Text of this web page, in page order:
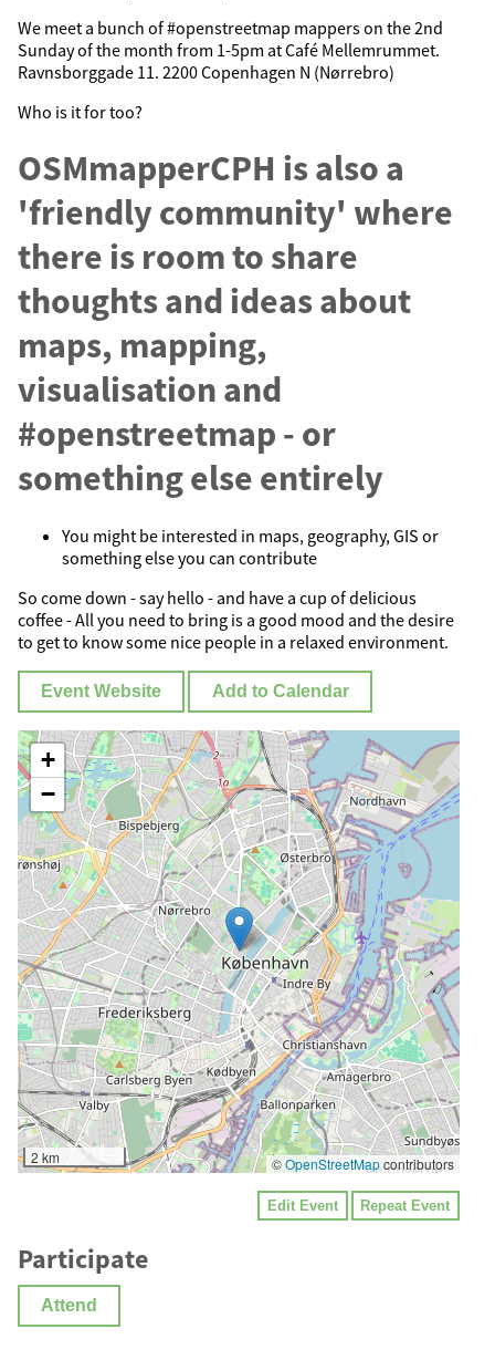
We meet a bunch of #openstreetmap mappers on the 2nd
Sunday of the month from 1-5pm at Café Mellemrummet.
Ravnsborggade 11. 2200 Copenhagen N (Nørrebro)
Who is it for too?
OSMmapperCPH is also a
'friendly community' where
there is room to share
thoughts and ideas about
maps, mapping,
visualisation and
#openstreetmap - or
something else entirely
You might be interested in maps, geography, GIS or
something else you can contribute
So come down - say hello - and have a cup of delicious
coffee - All you need to bring is a good mood and the desire
to get to know some nice people in a relaxed environment.
Event Website Add to Calendar
+
−
2 km ©OpenStreetMapcontributors
Edit Event Repeat Event
Participate
Attend